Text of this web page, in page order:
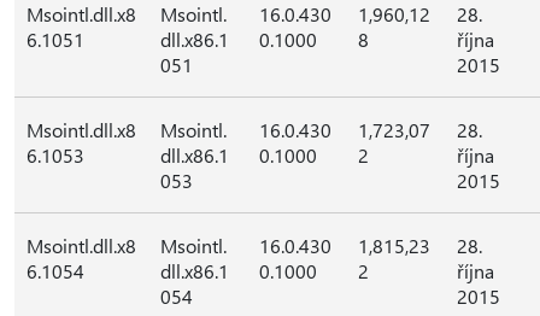
Msointl.dll.x8
6.1051
Msointl.
dll.x86.1
051
16.0.430
0.1000
1,960,12
8
28.
října
2015
Msointl.dll.x8
6.1053
Msointl.
dll.x86.1
053
16.0.430
0.1000
1,723,07
2
28.
října
2015
Msointl.dll.x8
6.1054
Msointl.
dll.x86.1
054
16.0.430
0.1000
1,815,23
2
28.
října
2015